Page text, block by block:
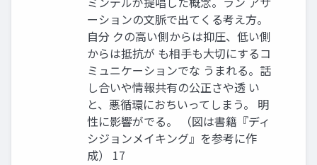
ーションの文脈で出てくる考え方。
自分 クの高い側からは抑圧、低い側
からは抵抗が も相手も大切にするコ
ミュニケーションでな うまれる。話
し合いや情報共有の公正さや透 い
と、悪循環におちいってしまう。 明
性に影響がでる。 （図は書籍『ディ
シジョンメイキング』を参考に作
成） 17